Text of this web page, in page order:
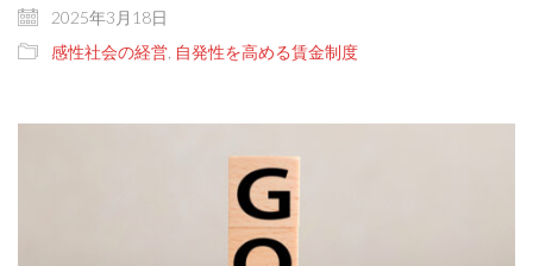
2025年3月18日
感性社会の経営 自発性を高める賃金制度